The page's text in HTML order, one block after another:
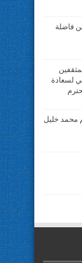
فاضلة
لسعادة
محمد خليل